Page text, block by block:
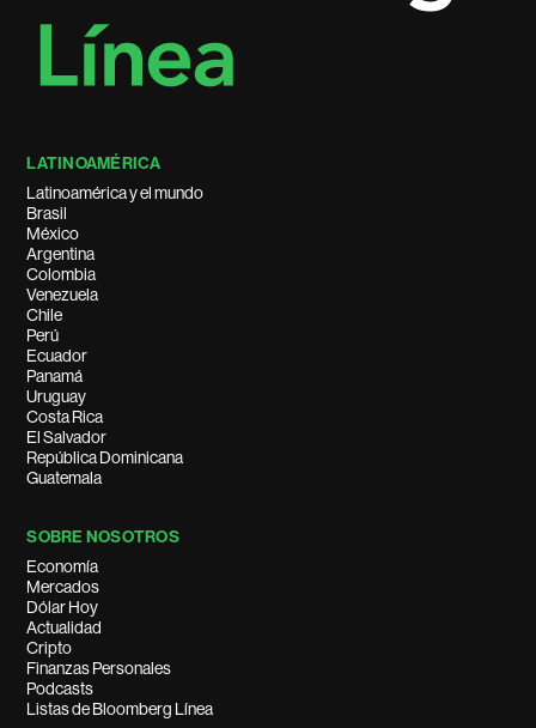
LATINOAMÉRICA
Latinoamérica y el mundo
Brasil
México
Argentina
Colombia
Venezuela
Chile
Perú
Ecuador
Panamá
Uruguay
Costa Rica
El Salvador
República Dominicana
Guatemala
SOBRE NOSOTROS
Economía
Mercados
Dólar Hoy
Actualidad
Cripto
Finanzas Personales
Podcasts
Listas de Bloomberg Línea